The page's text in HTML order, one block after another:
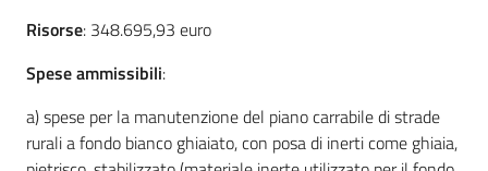
Risorse: 348.695,93 euro
Spese ammissibili:
a) spese per la manutenzione del piano carrabile di strade
rurali a fondo bianco ghiaiato, con posa di inerti come ghiaia,